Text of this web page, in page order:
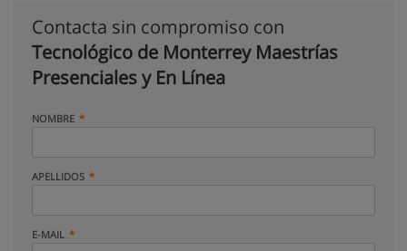
Contacta sin compromiso con
Tecnológico de Monterrey Maestrías
Presenciales y En Línea
NOMBRE
APELLIDOS
E-MAIL